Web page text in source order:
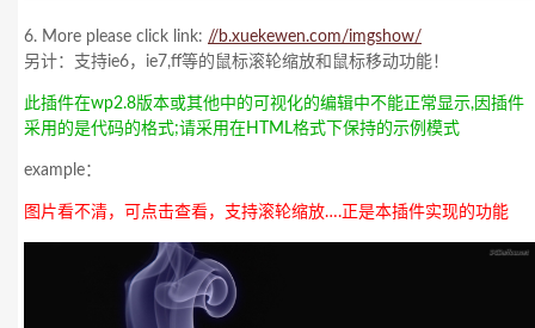
6. More please click link: //b.xuekewen.com/imgshow/
另计：支持ie6，ie7,ff等的鼠标滚轮缩放和鼠标移动功能！
此插件在wp2.8版本或其他中的可视化的编辑中不能正常显示,因插件
采用的是代码的格式;请采用在HTML格式下保持的示例模式
example：
图片看不清，可点击查看，支持滚轮缩放….正是本插件实现的功能